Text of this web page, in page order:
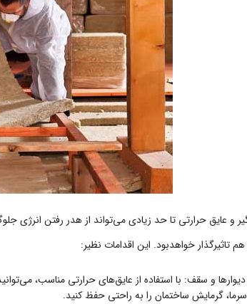
و عایق حرارتی تا حد زیادی می‌تواند از هدر رفتن
خواهدبود. این اقدامات نظیر:
و سقف: با استفاده از عایق‌های حرارتی مناسب،
گرمایش ساختمان را به راحتی حفظ کنید.